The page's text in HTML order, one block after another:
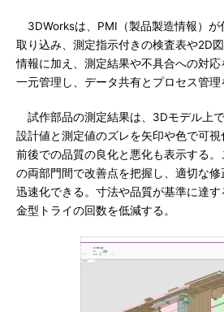
3DWorksは、PMI（製品製造情報）が
取り込み、測定指示付きの検査表や2D
情報に加え、測定結果や不具合への対
一元管理し、データ共有とプロセス管理
試作部品の測定結果は、3Dモデル上で
設計値と測定値のズレを矢印や色で可
前後での品質の良化と悪化も表示する
の両部門間で改善点を把握し、適切な
迅速化できる。寸法や品質が基準に達す
金型トライの回数を低減する。